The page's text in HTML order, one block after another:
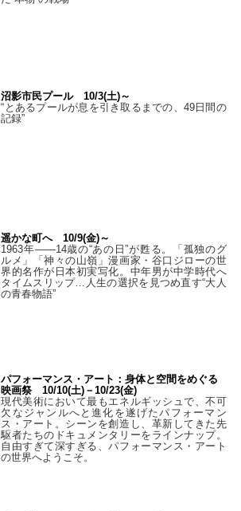
沼影市民プール 10/3(土)～
“とあるプールが息を引き取るまでの、49日間の
記録”
遥かな町へ 10/9(金)～
1963年――14歳の“あの日”が甦る。「孤独のグ
ルメ」「神々の山嶺」漫画家・谷口ジローの世
界的名作が日本初実写化。中年男が中学時代へ
タイムスリップ…人生の選択を見つめ直す“大人
の青春物語”
パフォーマンス・アート：身体と空間をめぐる
映画祭 10/10(土)－10/23(金)
現代美術において最もエネルギッシュで、不可
欠なジャンルへと進化を遂げたパフォーマン
ス・アート。シーンを創造し、革新してきた先
駆者たちのドキュメンタリーをラインナップ。
自由すぎて深すぎる、パフォーマンス・アート
の世界へようこそ。